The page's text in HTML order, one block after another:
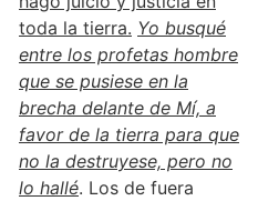
toda la tierra. Yo busqué
entre los profetas hombre
que se pusiese en la
brecha delante de Mí, a
favor de la tierra para que
no la destruyese, pero no
lo hallé. Los de fuera